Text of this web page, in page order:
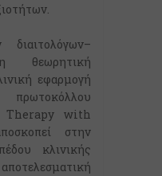
θεωρητική
εφαρμογή
Therapy with
στην
κλινικής